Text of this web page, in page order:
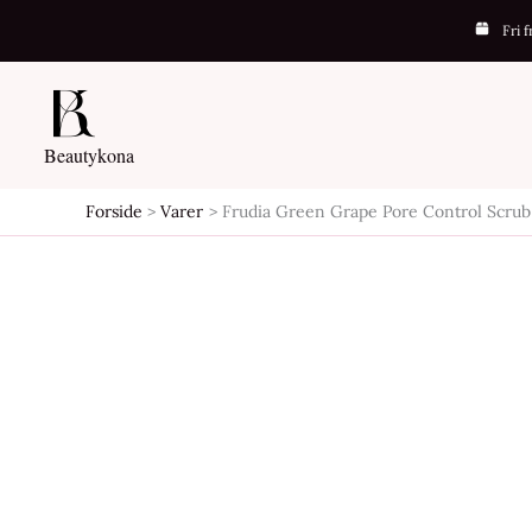
Fri
Beautykona
Forside Varer Frudia Green Grape Pore Control